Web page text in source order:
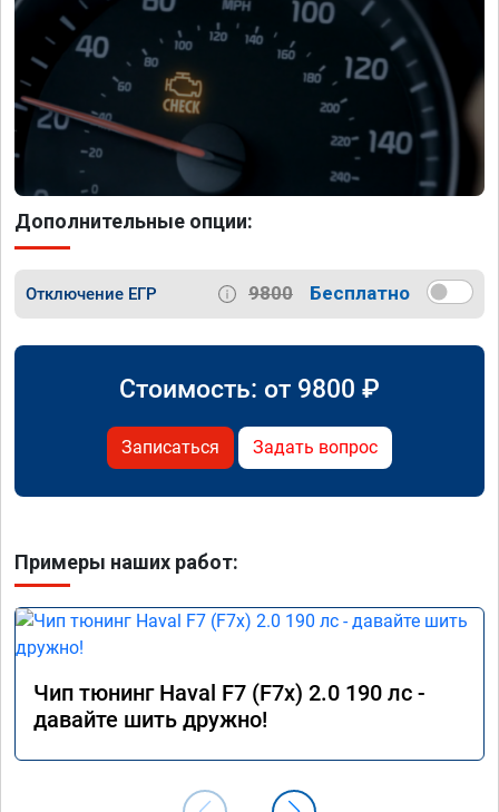
Дополнительные опции:
Отключение ЕГР 9800 Бесплатно
Стоимость: от 9800 ₽
Записаться Задать вопрос
Примеры наших работ:
Чип тюнинг Haval F7 (F7x) 2.0 190 лс -
давайте шить дружно!